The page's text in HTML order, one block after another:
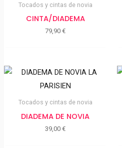
Tocados y cintas de novia
CINTA/DIADEMA
79,90€
Tocados y cintas de novia
DIADEMA DE NOVIA
39,00€